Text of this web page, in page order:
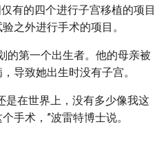
有的四个进行子宫移植的项目
之外进行手术的项目。
的第一个出生者。他的母亲被
导致她出生时没有子宫。
是在世界上，没有多少像我这
手术，”波雷特博士说。